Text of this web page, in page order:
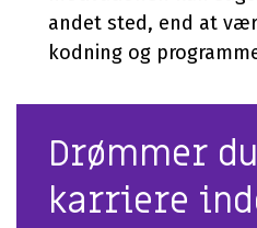
andet sted, end at
kodning og
Drømmer
karriere